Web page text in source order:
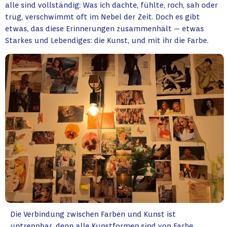
alle sind vollständig: Was ich dachte, fühlte, roch, sah oder
trug, verschwimmt oft im Nebel der Zeit. Doch es gibt
etwas, das diese Erinnerungen zusammenhält — etwas
Starkes und Lebendiges: die Kunst, und mit ihr die Farbe.
Die Verbindung zwischen Farben und Kunst ist